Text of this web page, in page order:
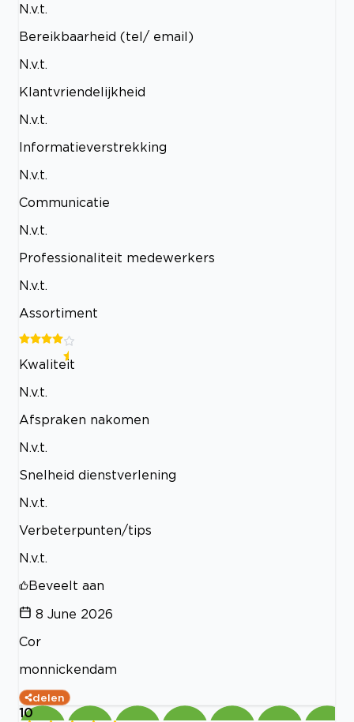
N.v.t.
Bereikbaarheid (tel/ email)
N.v.t.
Klantvriendelijkheid
N.v.t.
Informatieverstrekking
N.v.t.
Communicatie
N.v.t.
Professionaliteit medewerkers
N.v.t.
Assortiment
Kwaliteit
N.v.t.
Afspraken nakomen
N.v.t.
Snelheid dienstverlening
N.v.t.
Verbeterpunten/tips
N.v.t.
Beveelt aan
8 June 2026
Cor
monnickendam
delen
10